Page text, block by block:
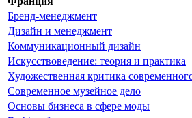
Бренд-менеджмент
Дизайн и менеджмент
Коммуникационный дизайн
Искусствоведение: теория и практика
Художественная критика
Современное музейное дело
Основы бизнеса в сфере моды